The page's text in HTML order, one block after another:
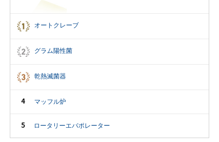
オートクレーブ
グラム陽性菌
乾熱滅菌器
マッフル炉
ロータリーエバポレーター